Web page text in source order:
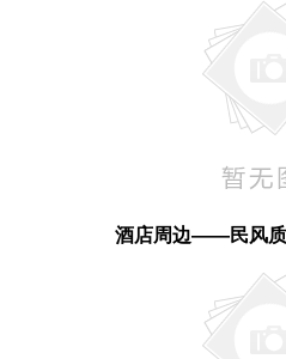
酒店周边——民风质